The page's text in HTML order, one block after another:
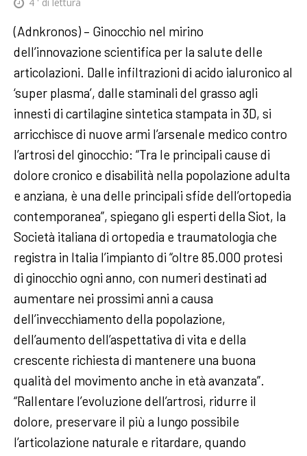
4 ' di lettura
(Adnkronos) – Ginocchio nel mirino
dell’innovazione scientifica per la salute delle
articolazioni. Dalle infiltrazioni di acido ialuronico al
‘super plasma’, dalle staminali del grasso agli
innesti di cartilagine sintetica stampata in 3D, si
arricchisce di nuove armi l’arsenale medico contro
l’artrosi del ginocchio: “Tra le principali cause di
dolore cronico e disabilità nella popolazione adulta
e anziana, è una delle principali sfide dell’ortopedia
contemporanea”, spiegano gli esperti della Siot, la
Società italiana di ortopedia e traumatologia che
registra in Italia l’impianto di “oltre 85.000 protesi
di ginocchio ogni anno, con numeri destinati ad
aumentare nei prossimi anni a causa
dell’invecchiamento della popolazione,
dell’aumento dell’aspettativa di vita e della
crescente richiesta di mantenere una buona
qualità del movimento anche in età avanzata”.
“Rallentare l’evoluzione dell’artrosi, ridurre il
dolore, preservare il più a lungo possibile
l’articolazione naturale e ritardare, quando